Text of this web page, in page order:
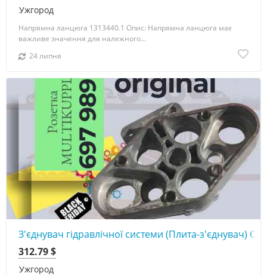
Ужгород
Напрямна ланцюга 1313440.1 Опис: Напрямна ланцюга має
важливе значення для належного...
24 липня
З'єднувач гідравлічної системи (Плита-з'єднувач)
Ужгород
312.79 $